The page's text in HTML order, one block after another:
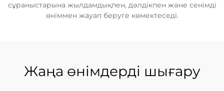
сұраныстарына жылдамдықпен, дәлдікпен және сенімді
өніммен жауап беруге көмектеседі.
Жаңа өнімдерді шығару